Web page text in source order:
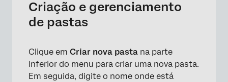
×
Criação e gerenciamento
de pastas
Clique em Criar nova pasta na parte
inferior do menu para criar uma nova pasta.
Em seguida, digite o nome onde está